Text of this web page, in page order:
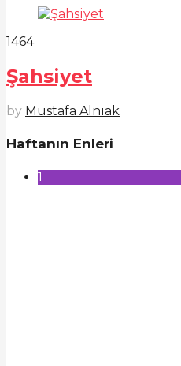
1464
Şahsiyet
by Mustafa Alnıak
Haftanın Enleri
1